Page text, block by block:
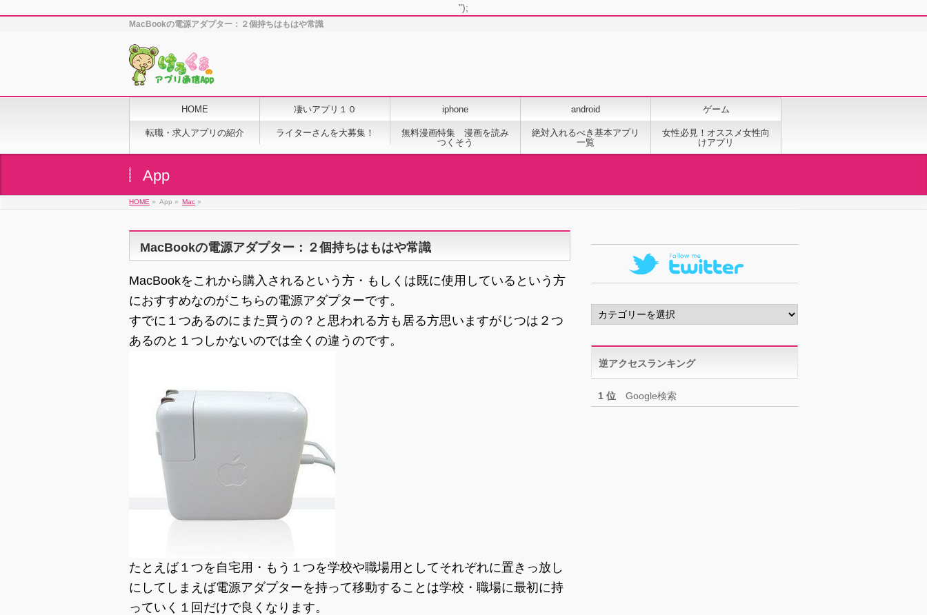
");
MacBookの電源アダプター：２個持ちはもはや常識
HOME 凄いアプリ１０ iphone android ゲーム
転職・求人アプリの紹介 ライターさんを大募集！
無料漫画特集 漫画を読み
つくそう
絶対入れるべき基本アプリ
一覧
女性必見！オススメ女性向
けアプリ
App
HOME » App » Mac »
MacBookの電源アダプター：２個持ちはもはや常識
MacBookをこれから購入されるという方・もしくは既に使用しているという方
におすすめなのがこちらの電源アダプターです。
すでに１つあるのにまた買うの？と思われる方も居る方思いますがじつは２つ
あるのと１つしかないのでは全くの違うのです。
たとえば１つを自宅用・もう１つを学校や職場用としてそれぞれに置きっ放し
にしてしまえば電源アダプターを持って移動することは学校・職場に最初に持
っていく１回だけで良くなります。
カ
テ
リ
ー逆アクセスランキング
1 位 Google検索